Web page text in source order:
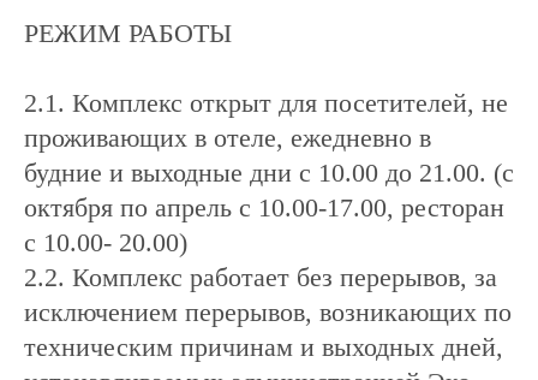
РЕЖИМ РАБОТЫ
2.1. Комплекс открыт для посетителей, не
проживающих в отеле, ежедневно в
будние и выходные дни с 10.00 до 21.00. (с
октября по апрель с 10.00-17.00, ресторан
с 10.00- 20.00)
2.2. Комплекс работает без перерывов, за
исключением перерывов, возникающих по
техническим причинам и выходных дней,